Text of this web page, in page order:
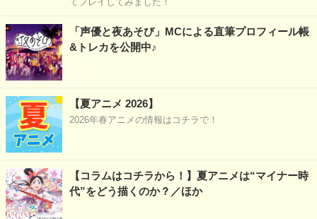
「声優と夜あそび」MCによる直筆プロフィール帳
&トレカを公開中♪
【夏アニメ 2026】
2026年春アニメの情報はコチラで！
【コラムはコチラから！】夏アニメは“マイナー時
代”をどう描くのか？／ほか